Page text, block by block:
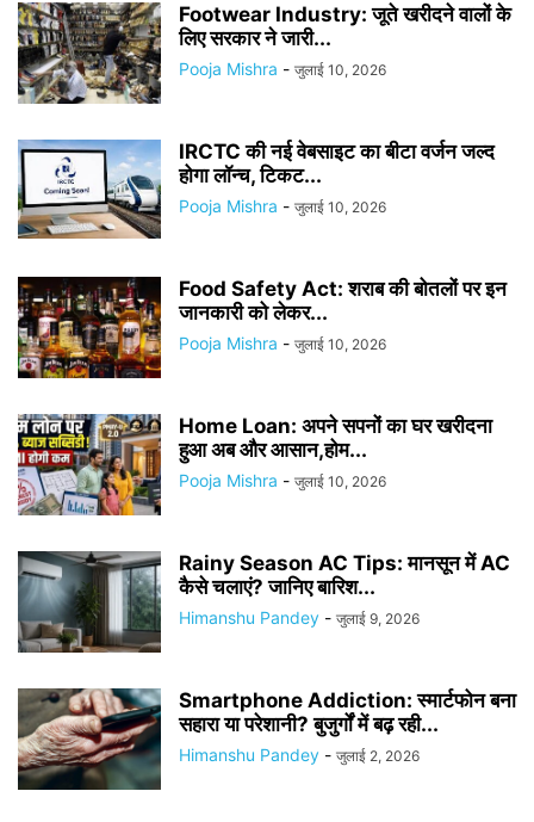
Footwear Industry: जूते खरीदने वालों के
लिए सरकार ने जारी...
Pooja Mishra - जुलाई 10, 2026
IRCTC की नई वेबसाइट का बीटा वर्जन जल्द
होगा लॉन्च, टिकट...
Pooja Mishra - जुलाई 10, 2026
Food Safety Act: शराब की बोतलों पर इन
जानकारी को लेकर...
Pooja Mishra - जुलाई 10, 2026
Home Loan: अपने सपनों का घर खरीदना
हुआ अब और आसान,होम...
Pooja Mishra - जुलाई 10, 2026
Rainy Season AC Tips: मानसून में AC
कैसे चलाएं? जानिए बारिश...
Himanshu Pandey - जुलाई 9, 2026
Smartphone Addiction: स्मार्टफोन बना
सहारा या परेशानी? बुजुर्गों में बढ़ रही...
Himanshu Pandey - जुलाई 2, 2026